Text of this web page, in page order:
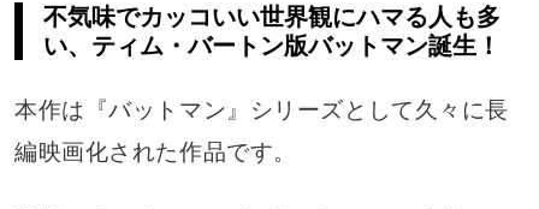
不気味でカッコいい世界観にハマる人も多
い、ティム・バートン版バットマン誕生！
本作は『バットマン』シリーズとして久々に長
編映画化された作品です。